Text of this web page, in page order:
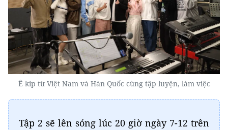
Ê kip từ Việt Nam và Hàn Quốc cùng tập luyện, làm việc
Tập 2 sẽ lên sóng lúc 20 giờ ngày 7-12 trên